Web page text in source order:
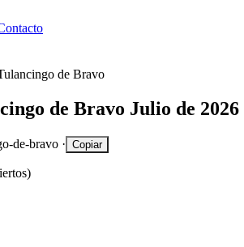
de Bravo
de Bravo Julio de 2026
de-bravo · Copiar